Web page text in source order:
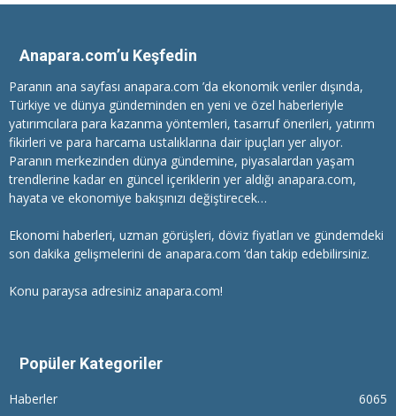
Anapara.com’u Keşfedin
Paranın ana sayfası anapara.com ’da ekonomik veriler dışında,
Türkiye ve dünya gündeminden en yeni ve özel haberleriyle
yatırımcılara para kazanma yöntemleri, tasarruf önerileri, yatırım
fikirleri ve para harcama ustalıklarına dair ipuçları yer alıyor.
Paranın merkezinden dünya gündemine, piyasalardan yaşam
trendlerine kadar en güncel içeriklerin yer aldığı anapara.com,
hayata ve ekonomiye bakışınızı değiştirecek…
Ekonomi haberleri, uzman görüşleri, döviz fiyatları ve gündemdeki
son dakika gelişmelerini de anapara.com ‘dan takip edebilirsiniz.
Konu paraysa adresiniz anapara.com!
Popüler Kategoriler
Haberler
6065